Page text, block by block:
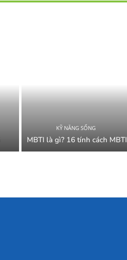
KỸ NĂNG SỐNG
MBTI là gì? 16 tính cách MBTI